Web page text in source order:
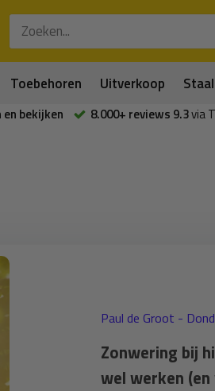
Toebehoren Uitverkoop
en bekijken 8.000+ reviews 9.3via
Paul de Groot -
Zonwering bij
wel werken